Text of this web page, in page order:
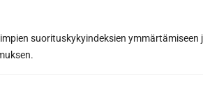
suorituskykyindeksien ymmärtämiseen
på